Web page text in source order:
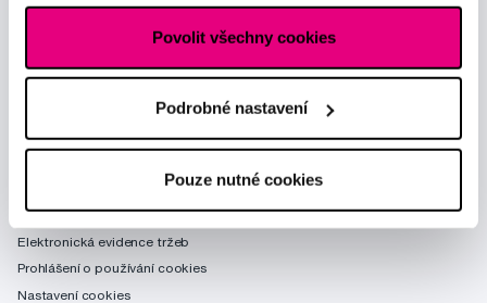
Povolit všechny cookies
Podrobné nastavení
Pouze nutné cookies
Obchodní podmínky
Zpracování údajů - smlouva
Zpracování údajů - marketing
Elektronická evidence tržeb
Prohlášení o používání cookies
Nastavení cookies